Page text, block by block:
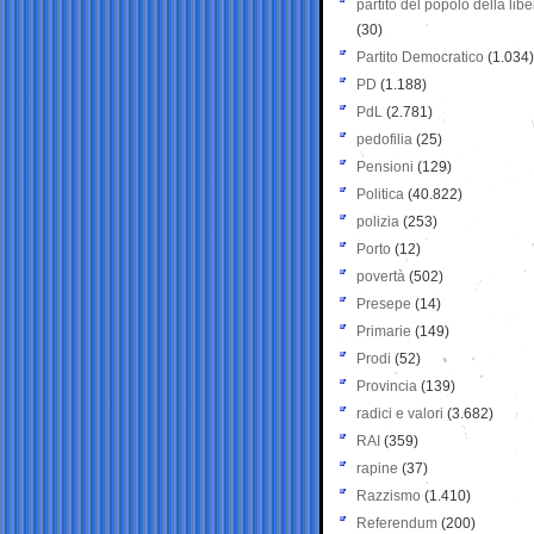
partito del popolo della
(30)
Partito Democratico (1.034)
PD (1.188)
PdL (2.781)
pedofilia (25)
Pensioni (129)
Politica (40.822)
polizia (253)
Porto (12)
povertà (502)
Presepe (14)
Primarie (149)
Prodi (52)
Provincia (139)
radici e valori (3.682)
RAI (359)
rapine (37)
Razzismo (1.410)
Referendum (200)